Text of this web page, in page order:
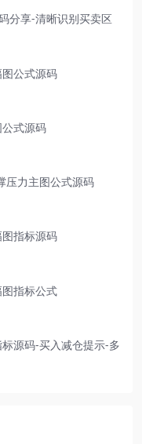
分享-清晰识别买卖区
公式源码
式源码
压力主图公式源码
指标源码
指标公式
源码-买入减仓提示-多